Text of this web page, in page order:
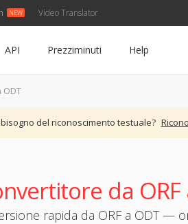
Video Translator
API Prezziminuti Help
ODT
del riconoscimento testuale?
da ORF
rapida da ORF a ODT —